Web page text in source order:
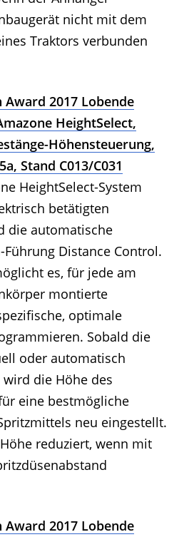
nicht mit dem
Traktors verbunden
2017 Lobende
HeightSelect,
Höhensteuerung,
Stand C013/C031
HeightSelect-System
betätigten
die automatische
Führung Distance Control.
es, für jede am
montierte
optimale
Sobald die
oder automatisch
die Höhe des
eine bestmögliche
neu eingestellt.
reduziert, wenn mit
2017 Lobende